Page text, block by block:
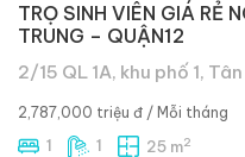
TRỌ SINH VIÊN GIÁ RẺ
TRUNG – QUẬN12
2/15 QL 1A, khu phố 1,
2,787,000 triệu đ / Mỗi tháng
1 1 25 m2